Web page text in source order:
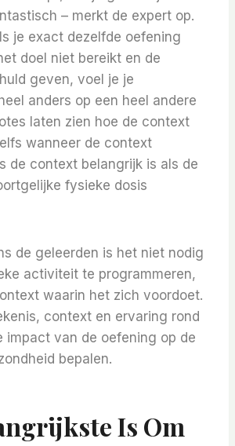
– merkt de expert op.
je exact dezelfde oefening
doel niet bereikt en de
geven, voel je je
anders op een heel andere
laten zien hoe de context
wanneer de context
de context belangrijk is als de
fysieke dosis
de geleerden is het niet nodig
activiteit te programmeren,
waarin het zich voordoet.
context en ervaring rond
impact van de oefening op de
bepalen.
Is Om